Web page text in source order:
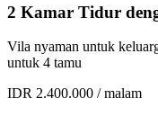
2 Kamar Tidur
Vila nyaman untuk
untuk 4 tamu
IDR 2.400.000 / malam